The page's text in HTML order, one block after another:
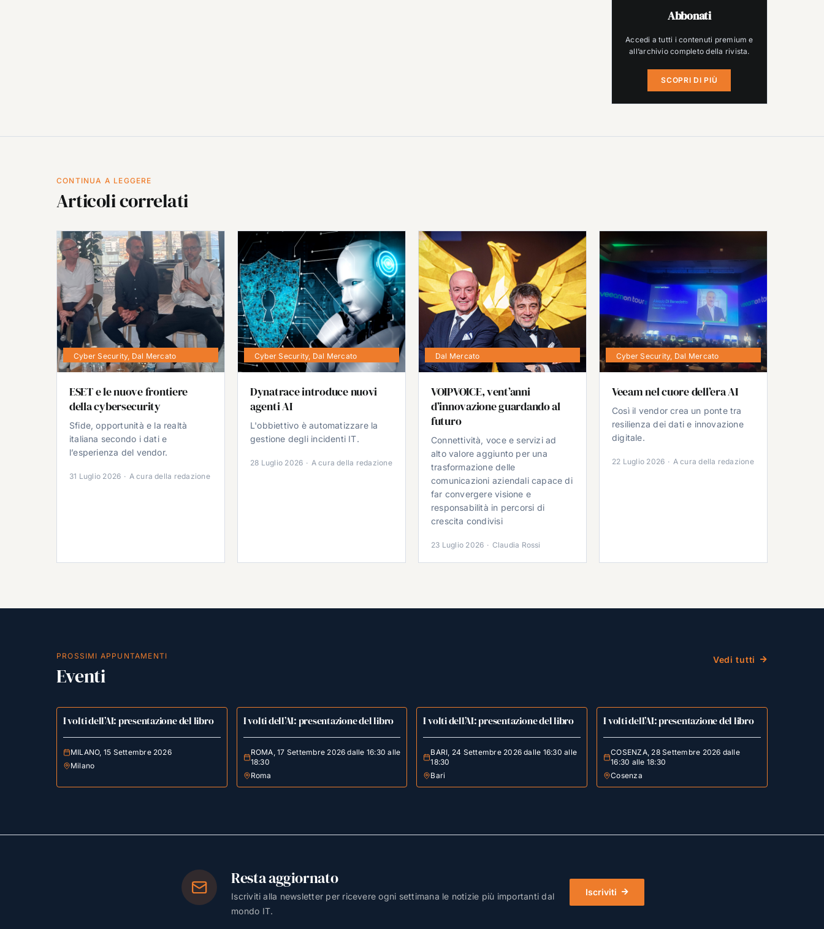
Abbonati
Accedi a tutti i contenuti premium e
all’archivio completo della rivista.
SCOPRI DI PIÙ
CONTINUA A LEGGERE
Articoli correlati
Cyber Security, Dal Mercato
ESET e le nuove frontiere
della cybersecurity
Sfide, opportunità e la realtà
italiana secondo i dati e
l’esperienza del vendor.
31 Luglio 2026 · A cura della redazione
Cyber Security, Dal Mercato
Dynatrace introduce nuovi
agenti AI
L'obbiettivo è automatizzare la
gestione degli incidenti IT.
28 Luglio 2026 · A cura della redazione
Dal Mercato
VOIPVOICE, vent’anni
d’innovazione guardando al
futuro
Connettività, voce e servizi ad
alto valore aggiunto per una
trasformazione delle
comunicazioni aziendali capace di
far convergere visione e
responsabilità in percorsi di
crescita condivisi
23 Luglio 2026 · Claudia Rossi
Cyber Security, Dal Mercato
Veeam nel cuore dell’era AI
Così il vendor crea un ponte tra
resilienza dei dati e innovazione
digitale.
22 Luglio 2026 · A cura della redazione
PROSSIMI APPUNTAMENTI
Eventi
Vedi tutti
I volti dell’AI: presentazione del libro
MILANO, 15 Settembre 2026
Milano
I volti dell’AI: presentazione del libro
ROMA, 17 Settembre 2026 dalle 16:30 alle
18:30
Roma
I volti dell’AI: presentazione del libro
BARI, 24 Settembre 2026 dalle 16:30 alle
18:30
Bari
I volti dell’AI: presentazione del libro
COSENZA, 28 Settembre 2026 dalle
16:30 alle 18:30
Cosenza
Resta aggiornato
Iscriviti alla newsletter per ricevere ogni settimana le notizie più importanti dal
mondo IT.
Iscriviti